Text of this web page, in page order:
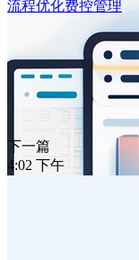
流程优化费控管理
下一篇
4:02 下午